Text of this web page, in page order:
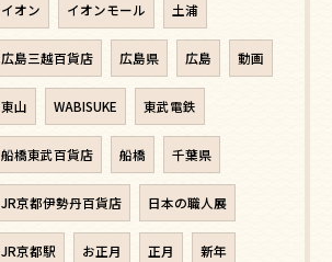
イオン イオンモール 土浦
広島三越百貨店 広島県 広島 動画
東山 WABISUKE 東武電鉄
船橋東武百貨店 船橋 千葉県
JR京都伊勢丹百貨店 日本の職人展
JR京都駅 お正月 正月 新年